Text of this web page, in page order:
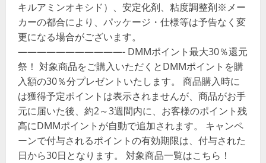
キルアミンオキシド）、安定化剤、粘度調整剤※メー
カーの都合により、パッケージ・仕様等は予告なく変
更になる場合がございます。
———————————- DMMポイント最大30％還元
祭！ 対象商品をご購入いただくとDMMポイントを購
入額の30％分プレゼントいたします。 商品購入時に
は獲得予定ポイントは表示されませんが、商品がお手
元に届いた後、約2～3週間内に、お客様のポイント残
高にDMMポイントが自動で追加されます。 キャンペ
ーンで付与されるポイントの有効期限は、付与された
日から30日となります。 対象商品一覧はこちら！